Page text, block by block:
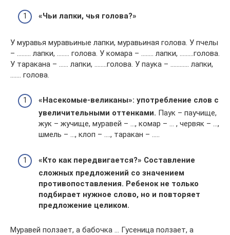
«Чьи лапки, чья голова?»
У муравья муравьиные лапки, муравьиная голова. У пчелы
– ……… лапки, …….. голова. У комара – …….. лапки, ………голова.
У таракана – …… лапки, ……..голова. У паука – ………… лапки,
……. голова.
«Насекомые-великаны»: употребление слов с
увеличитель­ными оттенками. Паук – паучище,
жук – жучище, му­равей – …, комар – … , чер­вяк – …,
шмель – …, клоп – …., таракан – …..
«Кто как передвигается?» Составление
сложных предложений со значением
противопоставления. Ребенок не только
подбирает нужное слово, но и повторяет
предложение целиком.
Муравей ползает, а бабочка … Гусеница ползает, а